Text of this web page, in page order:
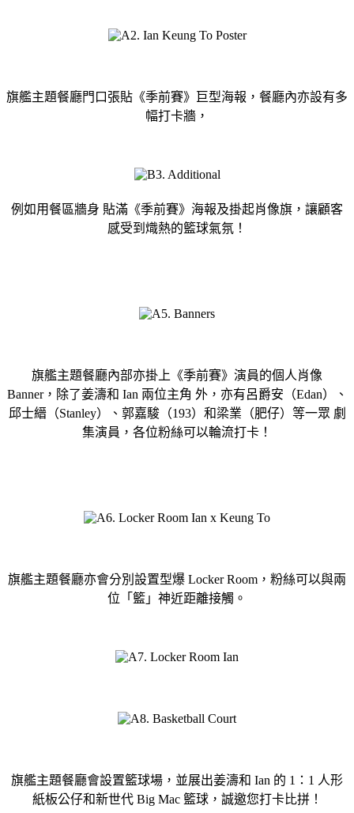
旗艦主題餐廳門口張貼《季前賽》巨型海報，餐廳內亦設有多
幅打卡牆，
例如用餐區牆身 貼滿《季前賽》海報及掛起肖像旗，讓顧客
感受到熾熱的籃球氣氛！
旗艦主題餐廳內部亦掛上《季前賽》演員的個人肖像
Banner，除了姜濤和 Ian 兩位主角 外，亦有呂爵安（Edan）、
邱士縉（Stanley）、郭嘉駿（193）和梁業（肥仔）等一眾 劇
集演員，各位粉絲可以輪流打卡！
旗艦主題餐廳亦會分別設置型爆 Locker Room，粉絲可以與兩
位「籃」神近距離接觸。
旗艦主題餐廳會設置籃球場，並展出姜濤和 Ian 的 1：1 人形
紙板公仔和新世代 Big Mac 籃球，誠邀您打卡比拼！